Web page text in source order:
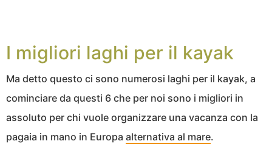
I migliori laghi per il kayak
Ma detto questo ci sono numerosi laghi per il kayak, a
cominciare da questi 6 che per noi sono i migliori in
assoluto per chi vuole organizzare una vacanza con la
pagaia in mano in Europa alternativa al mare.